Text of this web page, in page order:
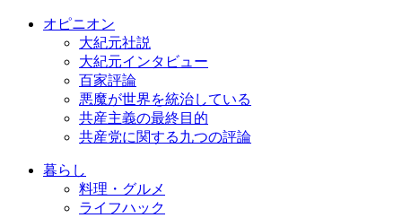
オピニオン
大紀元社説
大紀元インタビュー
百家評論
悪魔が世界を統治している
共産主義の最終目的
共産党に関する九つの評論
暮らし
料理・グルメ
ライフハック